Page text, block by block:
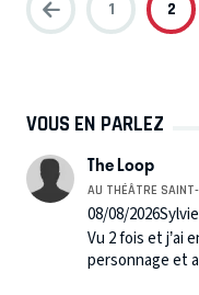
1 2
VOUS EN PARLEZ
The Loop
AU THÉÂTRE SAINT-
08/08/2026Sylvie
Vu 2 fois et j’ai
personnage et